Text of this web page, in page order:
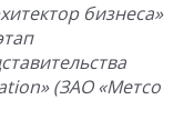
бизнеса»
(ЗАО «Метсо